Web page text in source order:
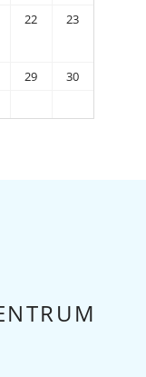
22 23
29
30